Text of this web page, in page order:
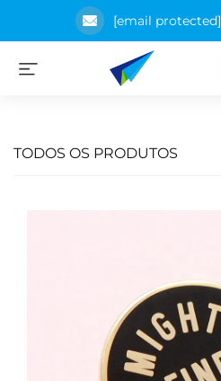
[email protected]
TODOS OS PRODUTOS